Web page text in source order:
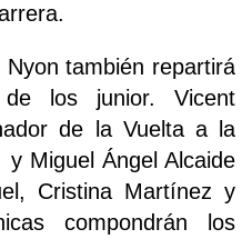
también repartirá
los junior. Vicent
de la Vuelta a la
Miguel Ángel Alcaide
Cristina Martínez y
compondrán los